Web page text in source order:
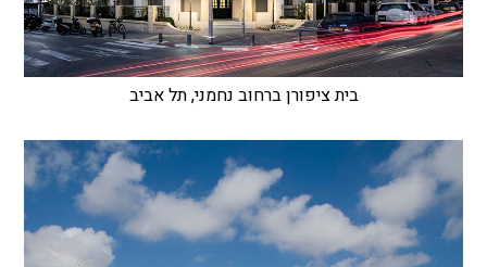
בית ציפורן ברחוב נחמני, תל אביב